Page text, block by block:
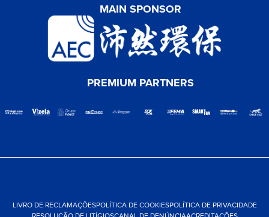
MAIN SPONSOR
PREMIUM PARTNERS
LIVRO DE RECLAMAÇÕESPOLÍTICA DE COOKIESPOLÍTICA DE PRIVACIDADE